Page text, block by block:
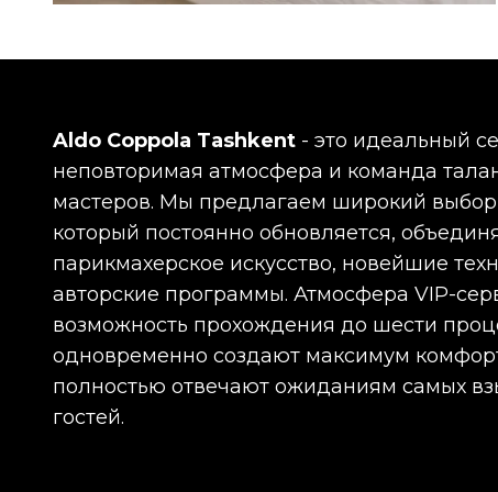
Aldo Coppola Tashkent - это идеальный
неповторимая атмосфера и команда
мастеров. Мы предлагаем широкий
который постоянно обновляется,
парикмахерское искусство, новейшие
авторские программы. Атмосфера VIP-
возможность прохождения до шести
одновременно создают максимум
полностью отвечают ожиданиям самых
гостей.